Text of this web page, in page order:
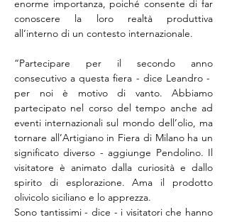
enorme importanza, poiché consente di far
conoscere la loro realtà produttiva
all’interno di un contesto internazionale.
“Partecipare per il secondo anno
consecutivo a questa fiera - dice Leandro -
per noi è motivo di vanto. Abbiamo
partecipato nel corso del tempo anche ad
eventi internazionali sul mondo dell’olio, ma
tornare all’Artigiano in Fiera di Milano ha un
significato diverso - aggiunge Pendolino. Il
visitatore è animato dalla curiosità e dallo
spirito di esplorazione. Ama il prodotto
olivicolo siciliano e lo apprezza.
Sono tantissimi - dice - i visitatori che hanno